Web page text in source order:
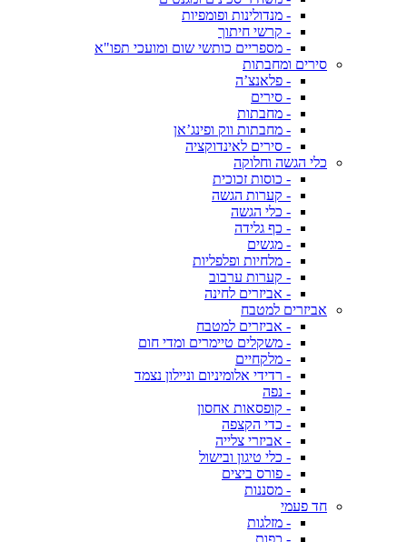
- מנדולינות ופומפיות
- קרשי חיתוך
- מספריים כותשי שום ומועכי תפו"א
סירים ומחבתות
- פלאנצ’ה
- סירים
- מחבתות
- מחבתות ווק ופינג’אן
- סירים לאינדוקציה
כלי הגשה וחלוקה
- כוסות זכוכית
- קערות הגשה
- כלי הגשה
- כף גלידה
- מגשים
- מלחיות ופלפליות
- קערות ערבוב
- אביזרים לחינה
אביזרים למטבח
- אביזרים למטבח
- משקלים טיימרים ומדי חום
- מלקחיים
- רדידי אלומיניום וניילון נצמד
- נפה
- קופסאות אחסון
- כדי הקצפה
- אביזרי צלייה
- כלי טיגון ובישול
- פורס ביצים
- מסננות
חד פעמי
- מזלגות
- כפות